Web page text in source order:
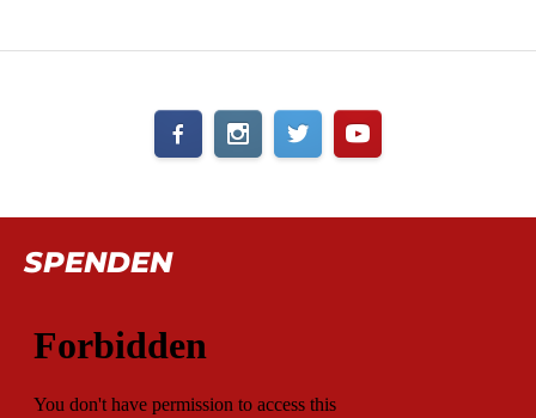
SPENDEN